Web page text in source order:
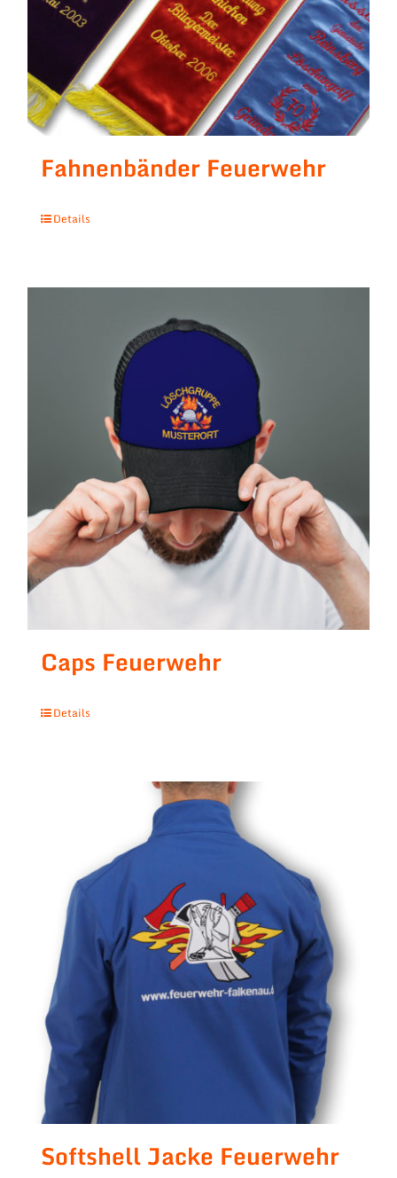
Fahnenbänder Feuerwehr
Details
Caps Feuerwehr
Details
Softshell Jacke Feuerwehr